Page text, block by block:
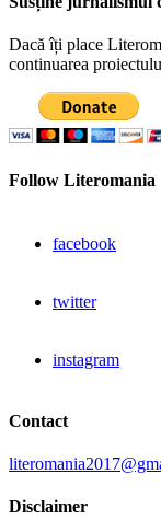
Dacă îți place
continuarea
Follow Literomania
facebook
twitter
instagram
Contact
Disclaimer